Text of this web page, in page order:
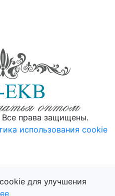
права защищены.
использования cookie
для улучшения